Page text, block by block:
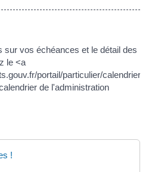
sur vos échéances et le détail des
le <a
portail/particulier/calendrier-
de l'administration
!